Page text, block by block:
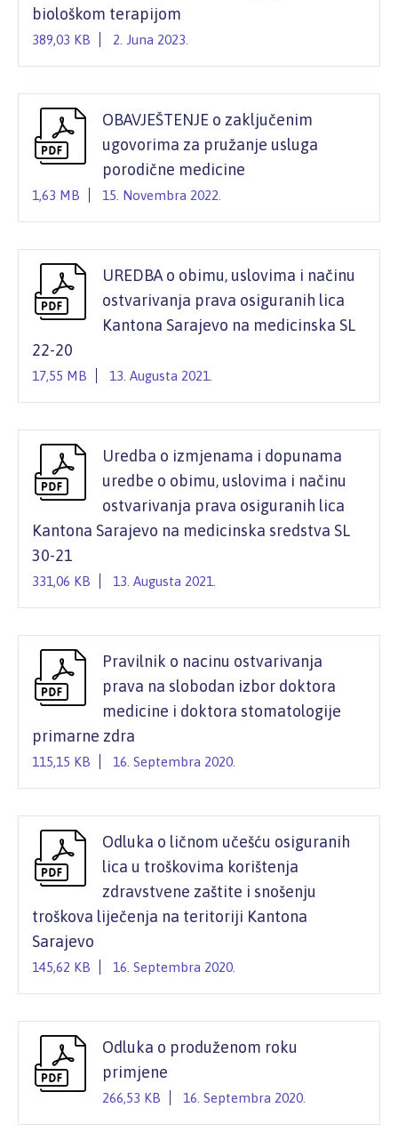
biološkom terapijom
389,03 KB 2. Juna 2023.
OBAVJEŠTENJE o zaključenim
ugovorima za pružanje usluga
porodične medicine
1,63 MB 15. Novembra 2022.
UREDBA o obimu, uslovima i načinu
ostvarivanja prava osiguranih lica
Kantona Sarajevo na medicinska SL
22-20
17,55 MB 13. Augusta 2021.
Uredba o izmjenama i dopunama
uredbe o obimu, uslovima i načinu
ostvarivanja prava osiguranih lica
Kantona Sarajevo na medicinska sredstva SL
30-21
331,06 KB 13. Augusta 2021.
Pravilnik o nacinu ostvarivanja
prava na slobodan izbor doktora
medicine i doktora stomatologije
primarne zdra
115,15 KB 16. Septembra 2020.
Odluka o ličnom učešću osiguranih
lica u troškovima korištenja
zdravstvene zaštite i snošenju
troškova liječenja na teritoriji Kantona
Sarajevo
145,62 KB 16. Septembra 2020.
Odluka o produženom roku
primjene
266,53 KB 16. Septembra 2020.